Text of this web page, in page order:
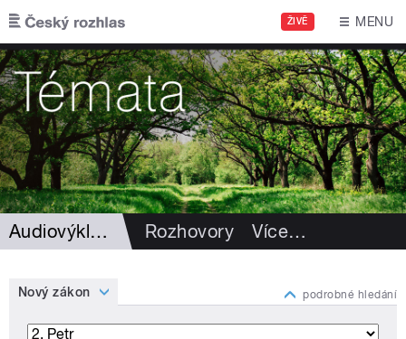
Přejít k hlavnímu obsahu
ŽIVĚ MENU
Audiovýklad Bible Rozhovory Více…
Nový zákon podrobné hledání